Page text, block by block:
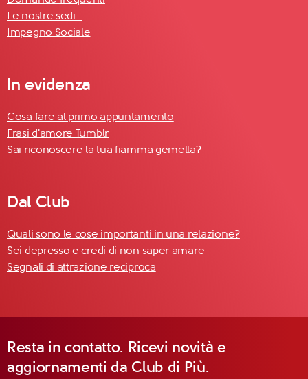
Le nostre sedi
Impegno Sociale
In evidenza
Cosa fare al primo appuntamento
Frasi d'amore Tumblr
Sai riconoscere la tua fiamma gemella?
Dal Club
Quali sono le cose importanti in una relazione?
Sei depresso e credi di non saper amare
Segnali di attrazione reciproca
Resta in contatto. Ricevi novità e
aggiornamenti da Club di Più.